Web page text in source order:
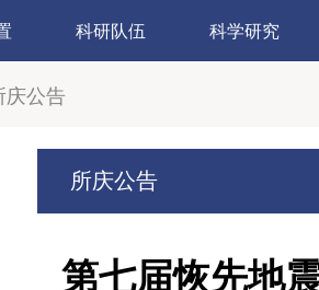
科研队伍 科学研究
庆公告
所庆公告
第七届恢先地